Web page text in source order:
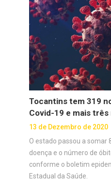
Tocantins tem 319
Covid-19 e mais
13 de Dezembro de 2020
O estado passou a somar
doença e o número de
conforme o boletim
Estadual da Saúde.